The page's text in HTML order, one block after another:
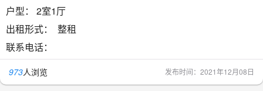
户型：
2室1厅
出租形式：
整租
联系电话：
973人浏览 发布时间：2021年12月08日